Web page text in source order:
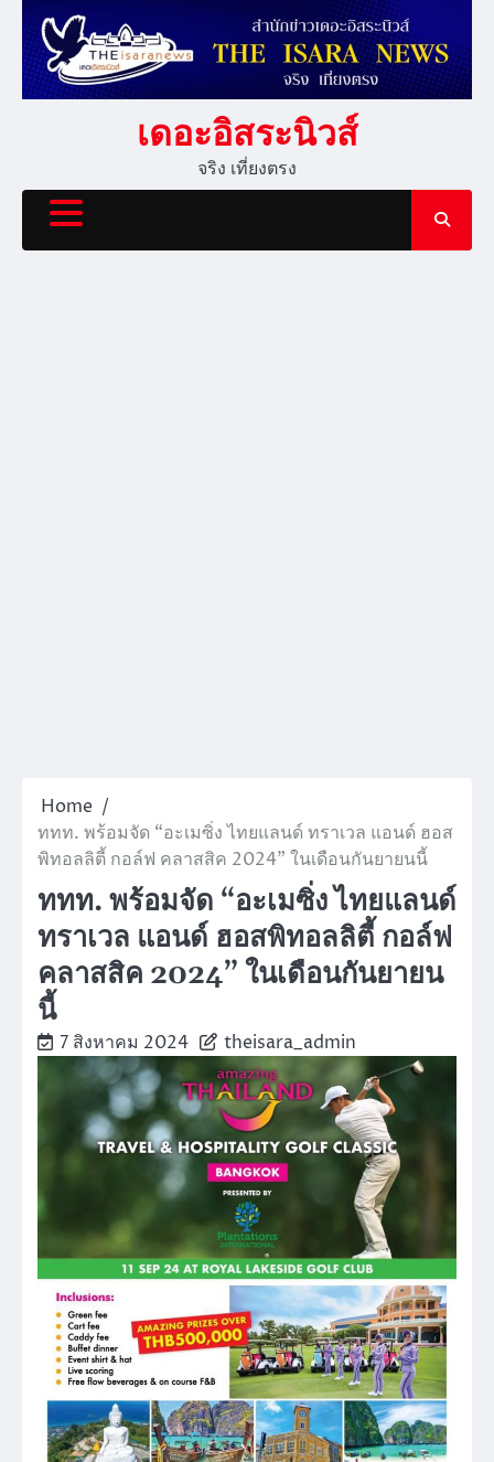
content
เดอะอิสระนิวส์
จริง เที่ยงตรง
Home
ททท. พร้อมจัด “อะเมซิ่ง ไทยแลนด์ ทราเวล แอนด์ ฮอส
พิทอลลิตี้ กอล์ฟ คลาสสิค 2024” ในเดือนกันยายนนี้
ททท. พร้อมจัด “อะเมซิ่ง ไทยแลนด์
ทราเวล แอนด์ ฮอสพิทอลลิตี้ กอล์ฟ
คลาสสิค 2024” ในเดือนกันยายน
นี้
7 สิงหาคม 2024 theisara_admin